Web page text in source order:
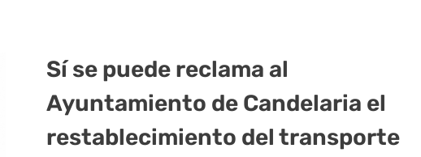
Sí se puede reclama al
Ayuntamiento de Candelaria el
restablecimiento del transporte